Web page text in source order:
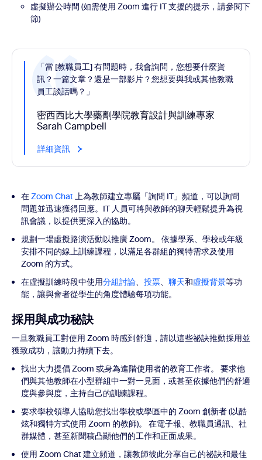
虛擬辦公時間 (如需使用 Zoom 進行 IT 支援的提示，請參閱下
節)
「當 [教職員工] 有問題時，我會詢問，您想要什麼資
訊？一篇文章？還是一部影片？您想要與我或其他教職
員工談話嗎？」
密西西比大學藥劑學院教育設計與訓練專家
Sarah Campbell
詳細資訊
在Zoom Chat 上為教師建立專屬「詢問 IT」頻道，可以詢問
問題並迅速獲得回應。IT 人員可將與教師的聊天輕鬆提升為視
訊會議，以提供更深入的協助。
規劃一場虛擬路演活動以推廣 Zoom。 依據學系、學校或年級
安排不同的線上訓練課程，以滿足各群組的獨特需求及使用
Zoom 的方式。
在虛擬訓練時段中使用分組討論、 投票、 聊天和虛擬背景等功
能，讓與會者從學生的角度體驗每項功能。
採用與成功秘訣
一旦教職員工對使用 Zoom 時感到舒適，請以這些祕訣推動採用並
獲致成功，讓動力持續下去。
找出大力提倡 Zoom 或身為進階使用者的教育工作者。 要求他
們與其他教師在小型群組中一對一見面，或甚至依據他們的舒適
度與參與度，主持自己的訓練課程。
要求學校領導人協助您找出學校或學區中的 Zoom 創新者 (以酷
炫和獨特方式使用 Zoom 的教師)。 在電子報、教職員通訊、社
群媒體，甚至新聞稿凸顯他們的工作和正面成果。
使用 Zoom Chat 建立頻道，讓教師彼此分享自己的祕訣和最佳